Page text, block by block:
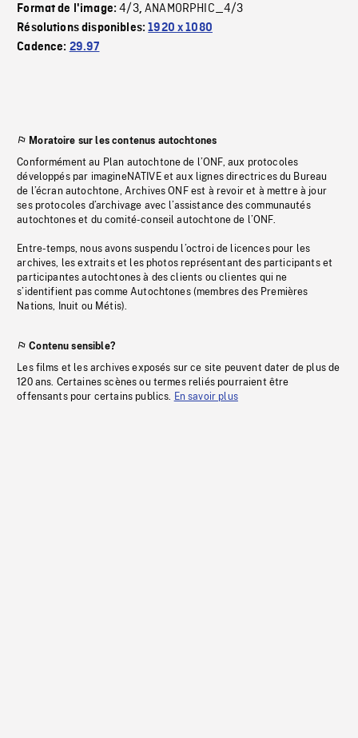
Format de l'image:4/3,ANAMORPHIC_4/3
Résolutions disponibles:1920 x 1080
Cadence: 29.97
Moratoire sur les contenus autochtones
Conformément au Plan autochtone de l’ONF, aux protocoles
développés par imagineNATIVE et aux lignes directrices du Bureau
de l’écran autochtone, Archives ONF est à revoir et à mettre à jour
ses protocoles d’archivage avec l’assistance des communautés
autochtones et du comité-conseil autochtone de l’ONF.
Entre-temps, nous avons suspendu l’octroi de licences pour les
archives, les extraits et les photos représentant des participants et
participantes autochtones à des clients ou clientes qui ne
s’identifient pas comme Autochtones (membres des Premières
Nations, Inuit ou Métis).
Contenu sensible?
Les films et les archives exposés sur ce site peuvent dater de plus de
120 ans. Certaines scènes ou termes reliés pourraient être
offensants pour certains publics. En savoir plus